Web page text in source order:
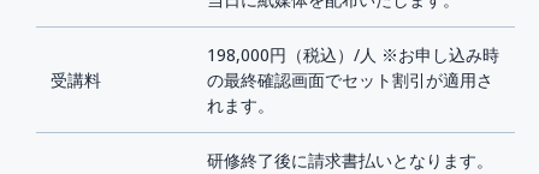
受講料
198,000円（税込）/人 ※お申し込み時
の最終確認画面でセット割引が適用さ
れます。
研修終了後に請求書払いとなります。